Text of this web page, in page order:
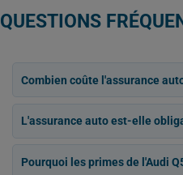
QUESTIONS
Combien coûte l'assurance
L'assurance auto est-elle
Pourquoi les primes de l'Audi